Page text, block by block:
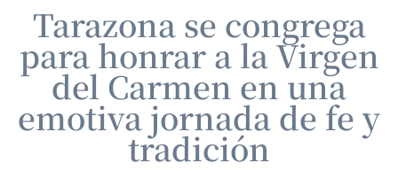
Tarazona se congrega
para honrar a la Virgen
del Carmen en una
emotiva jornada de fe y
tradición